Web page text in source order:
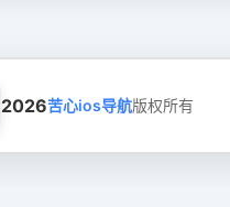
2026苦心ios导航版权所有